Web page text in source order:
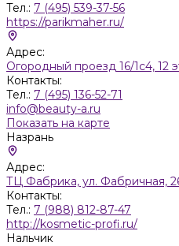
Тел.: 7 (495) 539-37-56
https://parikmaher.ru/
Адрес:
Огородный проезд 16/1с4, 12
Контакты:
Тел.: 7 (495) 136-52-71
info@beauty-a.ru
Показать на карте
Назрань
Адрес:
ТЦ Фабрика, ул. Фабричная,
Контакты:
Тел.: 7 (988) 812-87-47
http://kosmetic-profi.ru/
Нальчик